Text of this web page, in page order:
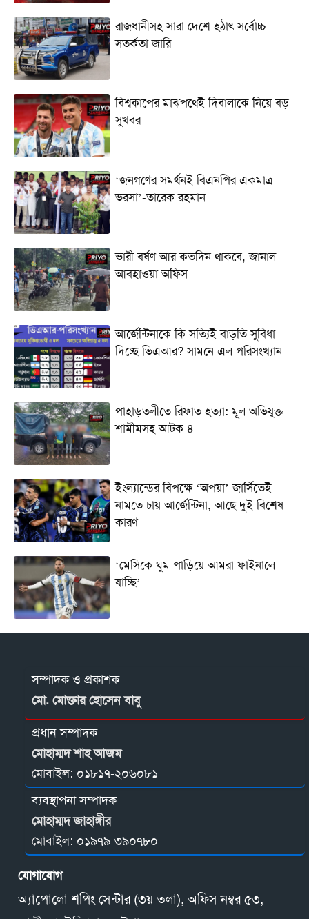
রাজধানীসহ সারা দেশে হঠাৎ সর্বোচ্চ
সতর্কতা জা‌রি
বিশ্বকাপের মাঝপথেই দিবালাকে নিয়ে বড়
সুখবর
‘জনগণের সমর্থনই বিএনপির একমাত্র
ভরসা’-তারেক রহমান
ভারী বর্ষণ আর কতদিন থাকবে, জানাল
আবহাওয়া অফিস
আর্জেন্টিনাকে কি সত্যিই বাড়তি সুবিধা
দিচ্ছে ভিএআর? সামনে এল পরিসংখ্যান
পাহাড়তলীতে রিফাত হত্যা: মূল অভিযুক্ত
শামীমসহ আটক ৪
ইংল্যান্ডের বিপক্ষে ‘অপয়া’ জার্সিতেই
নামতে চায় আর্জেন্টিনা, আছে দুই বিশেষ
কারণ
‘মেসিকে ঘুম পাড়িয়ে আমরা ফাইনালে
যাচ্ছি’
সম্পাদক ও প্রকাশক
মো. মোক্তার হোসেন বাবু
প্রধান সম্পাদক
মোহাম্মদ শাহ আজম
মোবাইল: ০১৮১৭-২০৬০৮১
ব্যবস্থাপনা সম্পাদক
মোহাম্মদ জাহাঙ্গীর
মোবাইল: ০১৯৭৯-৩৯০৭৮০
যোগাযোগ
অ্যাপোলো শপিং সেন্টার (৩য় তলা), অফিস নম্বর ৫৩,